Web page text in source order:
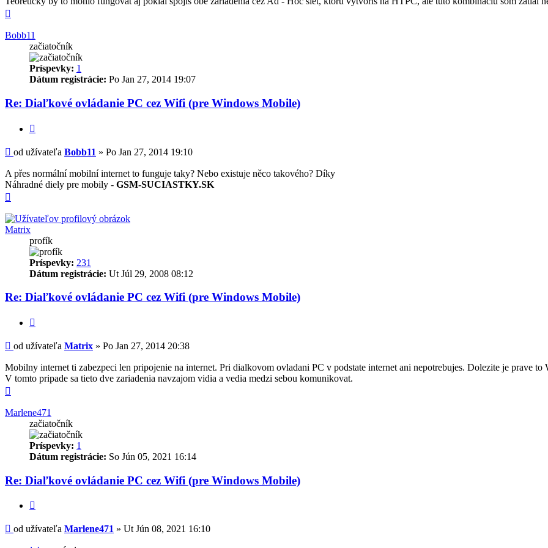
Bobb11
začiatočník
Príspevky: 1
Dátum registrácie: Po Jan 27, 2014 19:07
Re: Diaľkové ovládanie PC cez Wifi (pre Windows Mobile)
Príspevok
od užívateľa Bobb11 » Po Jan 27, 2014 19:10
A přes normální mobilní internet to funguje taky? Nebo existuje něco takového? Díky
Náhradné diely pre mobily - GSM-SUCIASTKY.SK
Matrix
profík
Príspevky: 231
Dátum registrácie: Ut Júl 29, 2008 08:12
Re: Diaľkové ovládanie PC cez Wifi (pre Windows Mobile)
Príspevok
od užívateľa Matrix » Po Jan 27, 2014 20:38
Mobilny internet ti zabezpeci len pripojenie na internet. Pri dialkovom ovladani PC v podstate internet ani nepotrebujes. Dolezite je prave
V tomto pripade sa tieto dve zariadenia navzajom vidia a vedia medzi sebou komunikovat.
Marlene471
začiatočník
Príspevky: 1
Dátum registrácie: So Jún 05, 2021 16:14
Re: Diaľkové ovládanie PC cez Wifi (pre Windows Mobile)
Príspevok
od užívateľa Marlene471 » Ut Jún 08, 2021 16:10